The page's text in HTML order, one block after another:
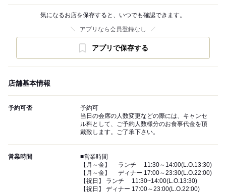
気になるお店を保存すると、いつでも確認できます。
アプリなら会員登録なし
アプリで保存する
店舗基本情報
予約可否
予約可
当日の会席の人数変更などの際には、キャンセ
ル料として、ご予約人数様分のお食事代金を頂
戴致します。ご了承下さい。
営業時間
■営業時間
【月～金】 ランチ 11:30～14:00(L.O.13:30)
【月～金】 ディナー 17:00～23:30(L.O.22:00)
【祝日】 ランチ 11:30~14:00(L.O.13:30)
【祝日】 ディナー 17:00～23:00(L.O.22:00)